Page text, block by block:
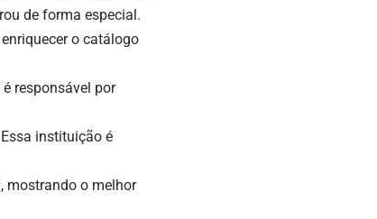
de forma especial.
o catálogo
responsável por
instituição é
mostrando o melhor